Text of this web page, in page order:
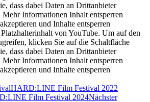
dass dabei Daten an Drittanbieter
Informationen Inhalt entsperren
und Inhalte entsperren
Platzhalterinhalt von YouTube. Um auf den
klicken Sie auf die Schaltfläche
dass dabei Daten an Drittanbieter
Informationen Inhalt entsperren
und Inhalte entsperren
HARD:LINE Film Festival 2022
Film Festival 2024Nächster